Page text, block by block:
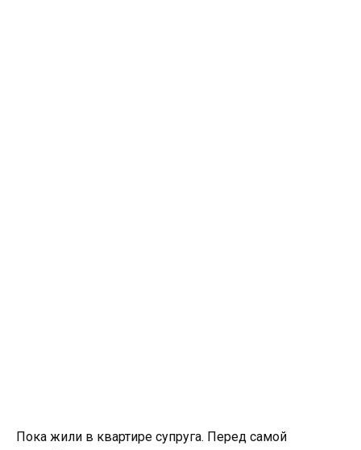
Пока жили в квартире супруга. Перед самой